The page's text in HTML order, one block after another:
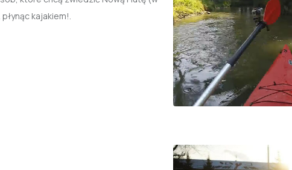
kajakiem!.